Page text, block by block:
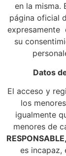
en la misma.
página oficial
expresamente
su
Datos
El acceso y
los
igualmente
menores de
RESPONSABLE,
es incapaz,